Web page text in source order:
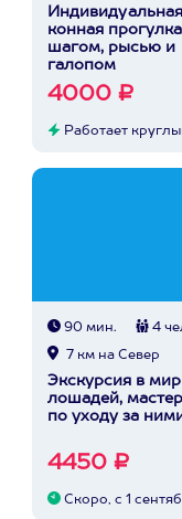
Индивидуальная
конная прогулка
шагом, рысью и
галопом
4000 ₽
Работает
90 мин. 4
7 км на Север
Экскурсия в мир
лошадей,
по уходу за
4450 ₽
Скоро, с 1